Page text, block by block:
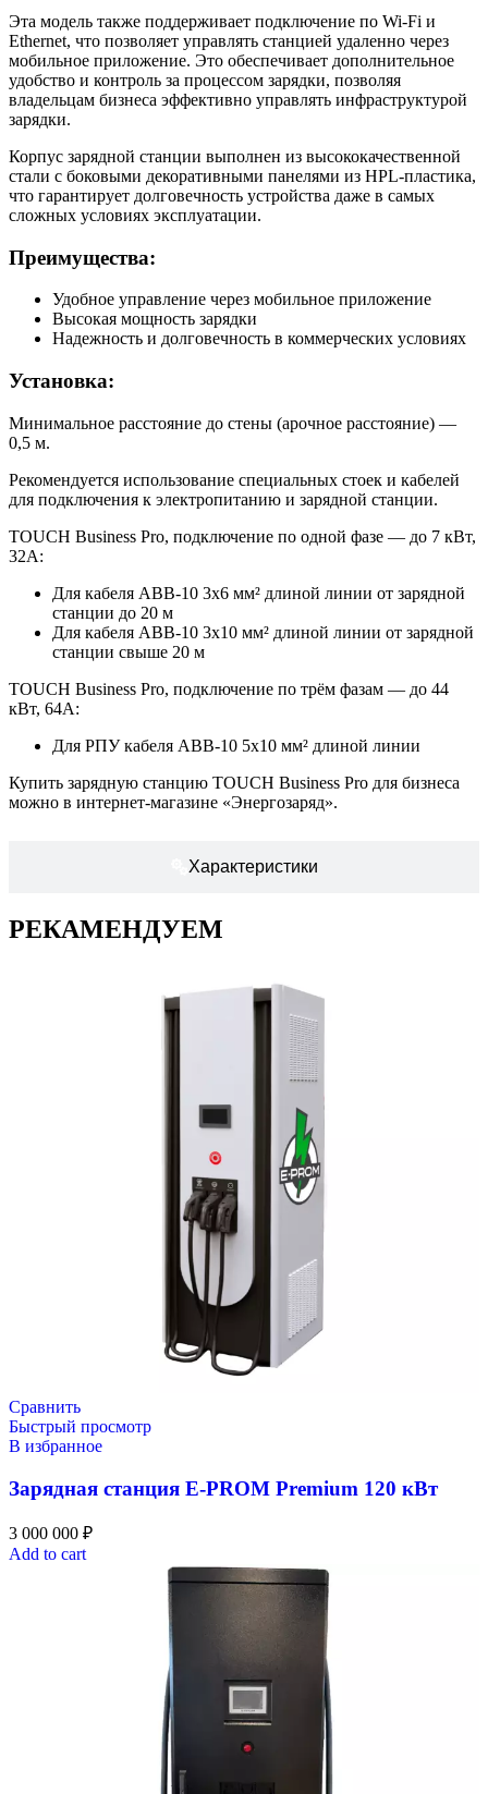
Характеристики
Эта модель также поддерживает подключение по Wi-Fi и
Ethernet, что позволяет управлять станцией удаленно через
мобильное приложение. Это обеспечивает дополнительное
удобство и контроль за процессом зарядки, позволяя
владельцам бизнеса эффективно управлять инфраструктурой
зарядки.
Корпус зарядной станции выполнен из высококачественной
стали с боковыми декоративными панелями из HPL-пластика,
что гарантирует долговечность устройства даже в самых
сложных условиях эксплуатации.
Преимущества:
Удобное управление через мобильное приложение
Высокая мощность зарядки
Надежность и долговечность в коммерческих условиях
Установка:
Минимальное расстояние до стены (арочное расстояние) —
0,5 м.
Рекомендуется использование специальных стоек и кабелей
для подключения к электропитанию и зарядной станции.
TOUCH Business Pro, подключение по одной фазе — до 7 кВт,
32А:
Для кабеля АВВ-10 3х6 мм² длиной линии от зарядной
станции до 20 м
Для кабеля АВВ-10 3х10 мм² длиной линии от зарядной
станции свыше 20 м
TOUCH Business Pro, подключение по трём фазам — до 44
кВт, 64А:
Для РПУ кабеля АВВ-10 5х10 мм² длиной линии
Купить зарядную станцию TOUCH Business Pro для бизнеса
можно в интернет-магазине «Энергозаряд».
РЕКАМЕНДУЕМ
Сравнить
Быстрый просмотр
В избранное
Зарядная станция E-PROM Premium 120 кВт
3 000 000 ₽
Add to cart